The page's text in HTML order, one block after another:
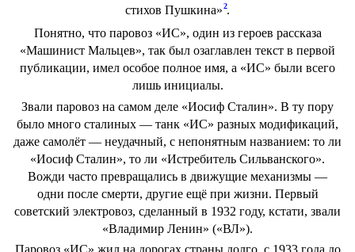
стихов Пушкина» 2.
Понятно, что паровоз «ИС», один из героев рассказа
«Машинист Мальцев», так был озаглавлен текст в первой
публикации, имел особое полное имя, а «ИС» были всего
лишь инициалы.
Звали паровоз на самом деле «Иосиф Сталин». В ту пору
было много сталиных — танк «ИС» разных модификаций,
даже самолёт — неудачный, с непонятным названием: то ли
«Иосиф Сталин», то ли «Истребитель Сильванского».
Вожди часто превращались в движущие механизмы —
одни после смерти, другие ещё при жизни. Первый
советский электровоз, сделанный в 1932 году, кстати, звали
«Владимир Ленин» («ВЛ»).